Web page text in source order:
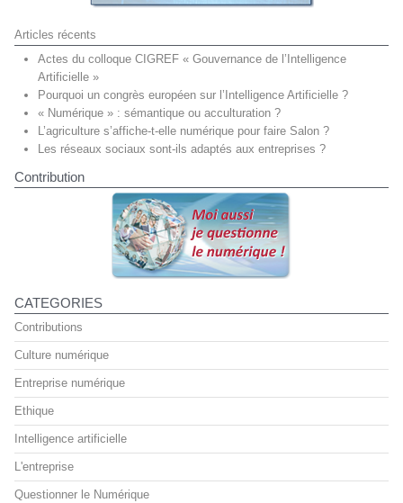
Articles récents
Actes du colloque CIGREF « Gouvernance de l’Intelligence
Artificielle »
Pourquoi un congrès européen sur l’Intelligence Artificielle ?
« Numérique » : sémantique ou acculturation ?
L’agriculture s’affiche-t-elle numérique pour faire Salon ?
Les réseaux sociaux sont-ils adaptés aux entreprises ?
Contribution
CATEGORIES
Contributions
Culture numérique
Entreprise numérique
Ethique
Intelligence artificielle
L'entreprise
Questionner le Numérique